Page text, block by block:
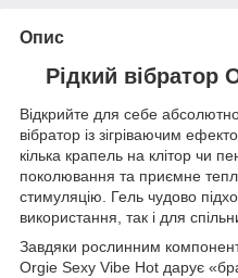
Опис
Рідкий вібратор
Відкрийте для себе
вібратор із зігріваючим
кілька крапель на клітор чи
поколювання та приємне
стимуляцію. Гель чудово
використання, так і для
Завдяки рослинним
Orgie Sexy Vibe Hot дарує